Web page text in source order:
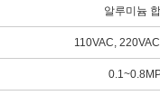
알루미늄
110VAC,